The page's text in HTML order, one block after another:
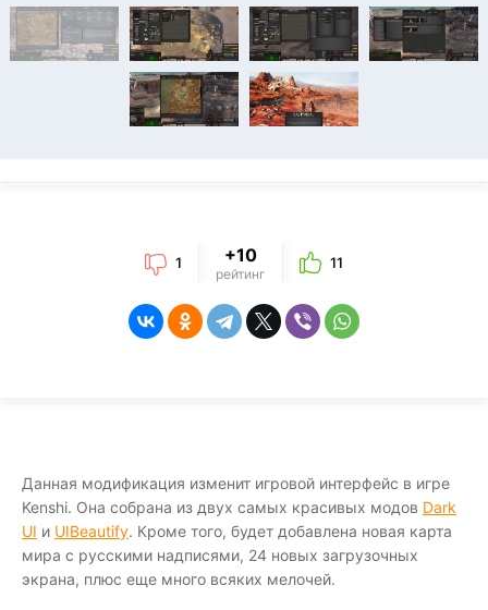
1 +10
рейтинг
11
Данная модификация изменит игровой интерфейс в игре
Kenshi. Она собрана из двух самых красивых модов Dark
UI и UIBeautify. Кроме того, будет добавлена новая карта
мира с русскими надписями, 24 новых загрузочных
экрана, плюс еще много всяких мелочей.